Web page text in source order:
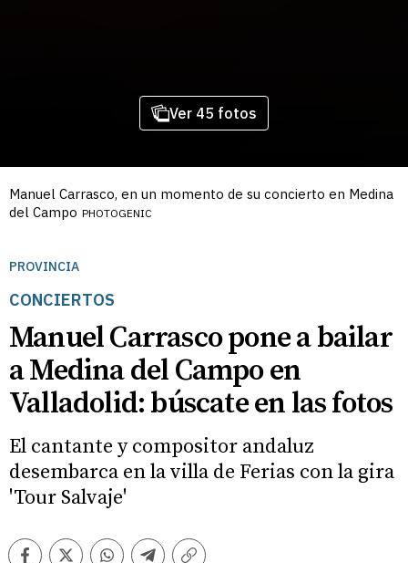
Ver 45 fotos
Manuel Carrasco, en un momento de su concierto en Medina
del Campo PHOTOGENIC
PROVINCIA
CONCIERTOS
Manuel Carrasco pone a bailar
a Medina del Campo en
Valladolid: búscate en las fotos
El cantante y compositor andaluz
desembarca en la villa de Ferias con la gira
'Tour Salvaje'